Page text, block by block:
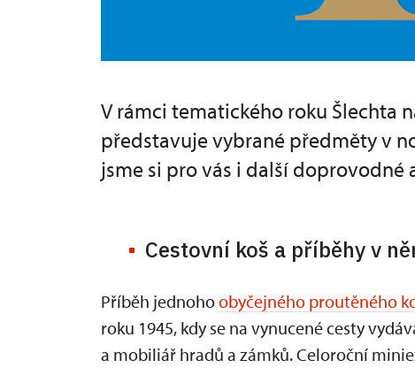
V rámci tematického roku Šlechta
představuje vybrané předměty v
jsme si pro vás i další doprovodné
Cestovní koš a příběhy v
Příběh jednohoobyčejného proutěného
roku 1945, kdy se na vynucené cesty
a mobiliář hradů a zámků. Celoroční